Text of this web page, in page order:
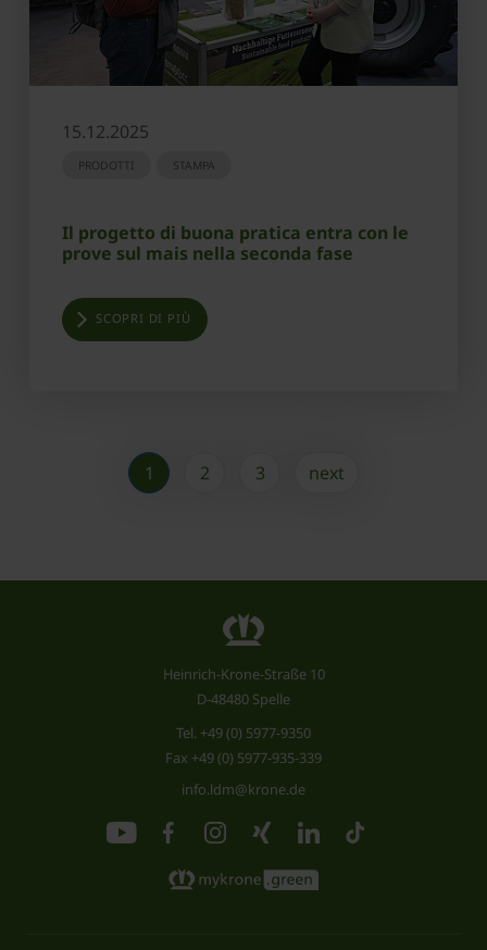
15.12.2025
PRODOTTI STAMPA
Il progetto di buona pratica entra con le
prove sul mais nella seconda fase
SCOPRI DI PIÙ
1 2 3 next
Heinrich-Krone-Straße 10
D-48480 Spelle
Tel. +49 (0) 5977-9350
Fax +49 (0) 5977-935-339
info.ldm@krone.de